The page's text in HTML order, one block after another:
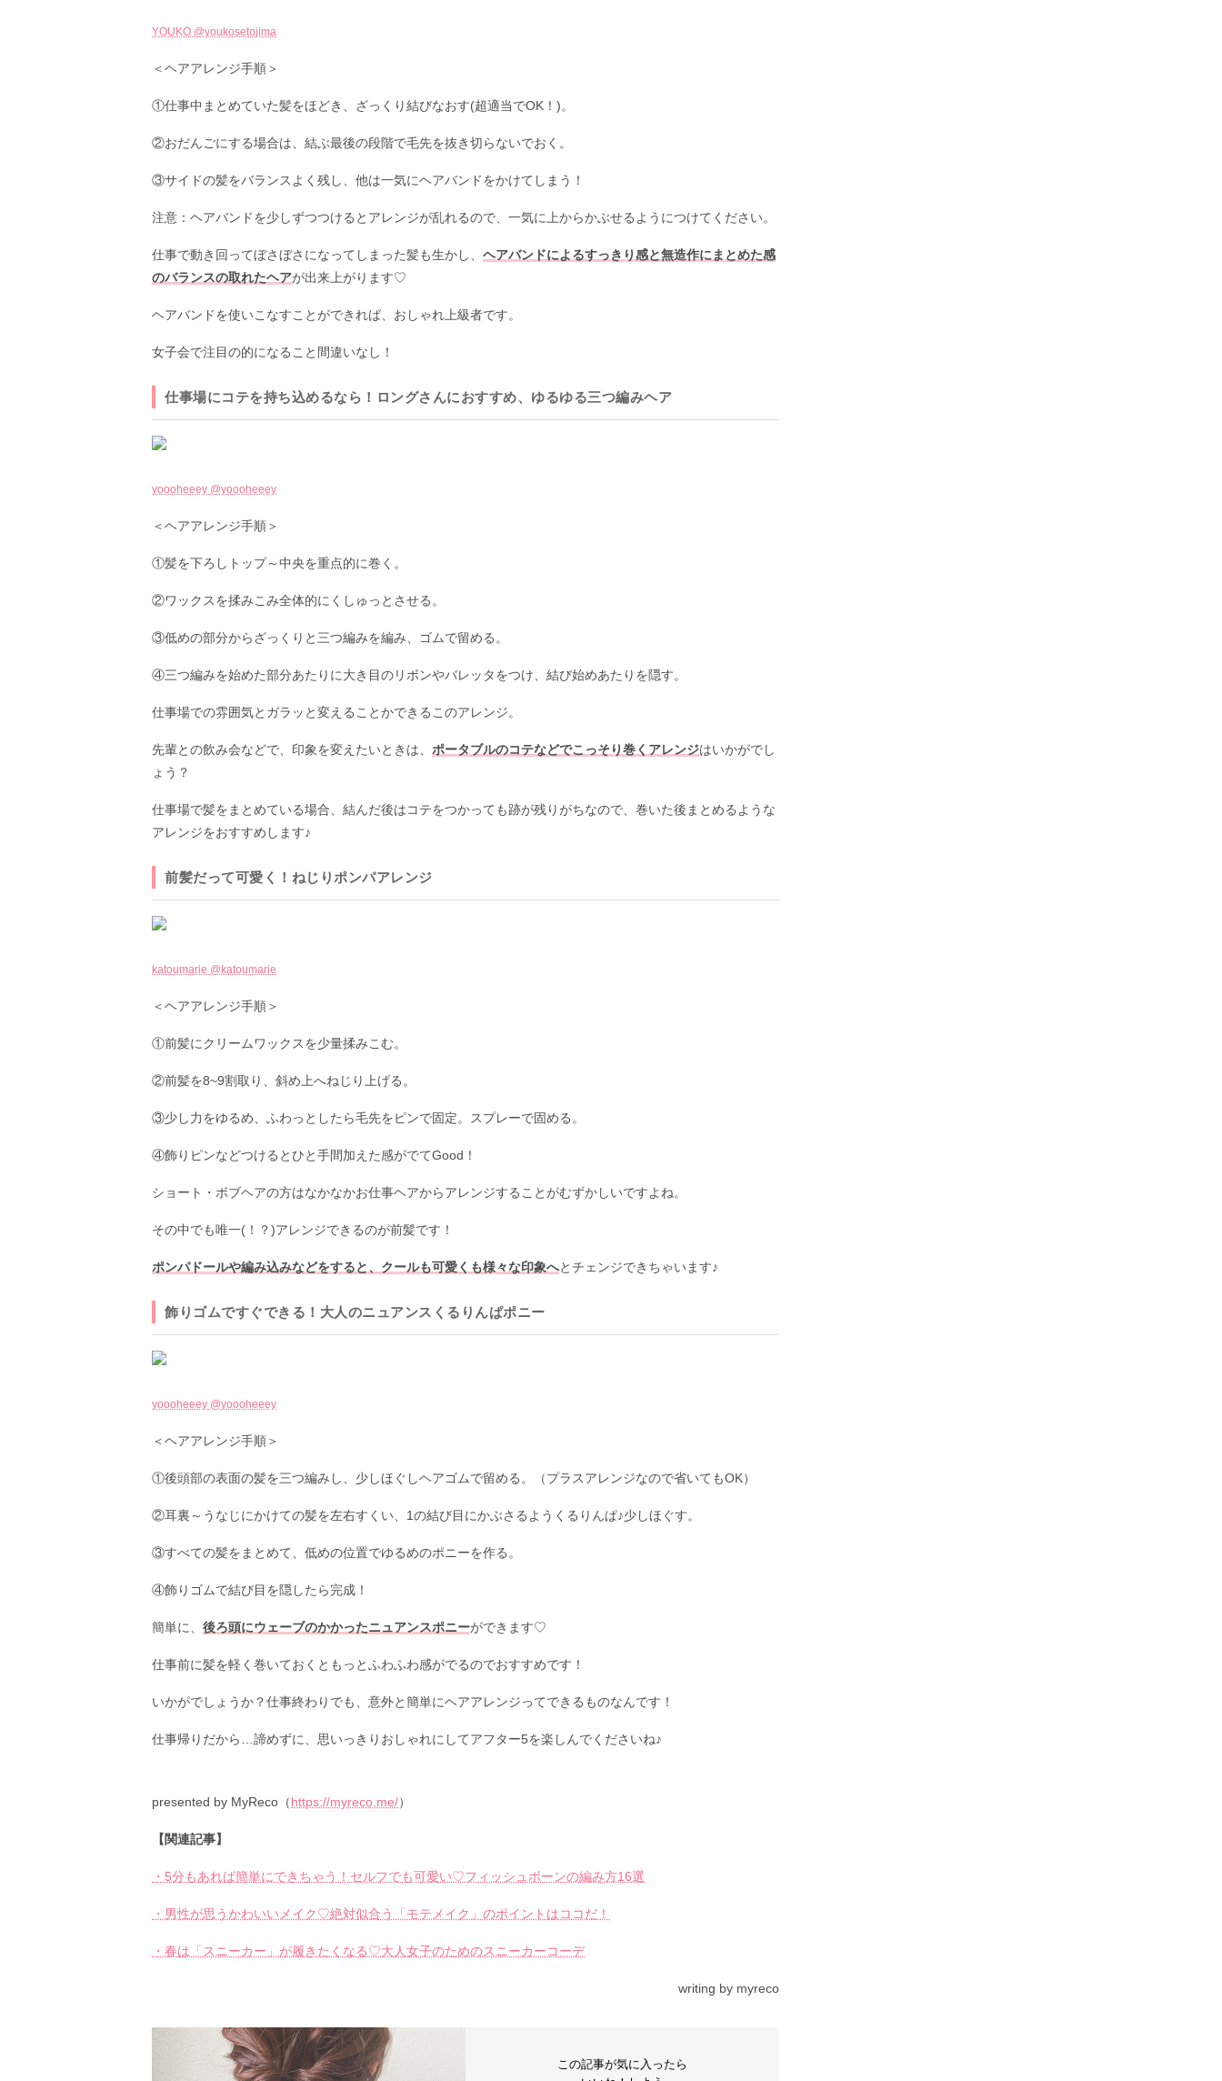
YOUKO @youkosetojima
＜ヘアアレンジ手順＞
①仕事中まとめていた髪をほどき、ざっくり結びなおす(超適当でOK！)。
②おだんごにする場合は、結ぶ最後の段階で毛先を抜き切らないでおく。
③サイドの髪をバランスよく残し、他は一気にヘアバンドをかけてしまう！
注意：ヘアバンドを少しずつつけるとアレンジが乱れるので、一気に上からかぶせるようにつけてください。
仕事で動き回ってぼさぼさになってしまった髪も生かし、 ヘアバンドによるすっきり感と無造作にまとめた感
のバランスの取れたヘアが出来上がります♡
ヘアバンドを使いこなすことができれば、おしゃれ上級者です。
女子会で注目の的になること間違いなし！
仕事場にコテを持ち込めるなら！ロングさんにおすすめ、ゆるゆる三つ編みヘア
yoooheeey @yoooheeey
＜ヘアアレンジ手順＞
①髪を下ろしトップ～中央を重点的に巻く。
②ワックスを揉みこみ全体的にくしゅっとさせる。
③低めの部分からざっくりと三つ編みを編み、ゴムで留める。
④三つ編みを始めた部分あたりに大き目のリボンやバレッタをつけ、結び始めあたりを隠す。
仕事場での雰囲気とガラッと変えることかできるこのアレンジ。
先輩との飲み会などで、印象を変えたいときは、 ポータブルのコテなどでこっそり巻くアレンジはいかがでし
ょう？
仕事場で髪をまとめている場合、結んだ後はコテをつかっても跡が残りがちなので、巻いた後まとめるような
アレンジをおすすめします♪
前髪だって可愛く！ねじりポンパアレンジ
katoumarie @katoumarie
＜ヘアアレンジ手順＞
①前髪にクリームワックスを少量揉みこむ。
②前髪を8~9割取り、斜め上へねじり上げる。
③少し力をゆるめ、ふわっとしたら毛先をピンで固定。スプレーで固める。
④飾りピンなどつけるとひと手間加えた感がでてGood！
ショート・ボブヘアの方はなかなかお仕事ヘアからアレンジすることがむずかしいですよね。
その中でも唯一(！？)アレンジできるのが前髪です！
ポンパドールや編み込みなどをすると、クールも可愛くも様々な印象へとチェンジできちゃいます♪
飾りゴムですぐできる！大人のニュアンスくるりんぱポニー
yoooheeey @yoooheeey
＜ヘアアレンジ手順＞
①後頭部の表面の髪を三つ編みし、少しほぐしヘアゴムで留める。（プラスアレンジなので省いてもOK）
②耳裏～うなじにかけての髪を左右すくい、1の結び目にかぶさるようくるりんぱ♪少しほぐす。
③すべての髪をまとめて、低めの位置でゆるめのポニーを作る。
④飾りゴムで結び目を隠したら完成！
簡単に、 後ろ頭にウェーブのかかったニュアンスポニーができます♡
仕事前に髪を軽く巻いておくともっとふわふわ感がでるのでおすすめです！
いかがでしょうか？仕事終わりでも、意外と簡単にヘアアレンジってできるものなんです！
仕事帰りだから…諦めずに、思いっきりおしゃれにしてアフター5を楽しんでくださいね♪
presented by MyReco（https://myreco.me/）
【関連記事】
・5分もあれば簡単にできちゃう！セルフでも可愛い♡フィッシュボーンの編み方16選
・男性が思うかわいいメイク♡絶対似合う「モテメイク」のポイントはココだ！
・春は「スニーカー」が履きたくなる♡大人女子のためのスニーカーコーデ
writing by myreco
この記事が気に入ったら